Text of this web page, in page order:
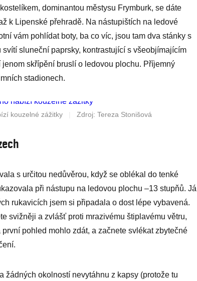
dominantou městysu Frymburk, se dáte
k Lipenské přehradě. Na nástupištích na ledové
vám pohlídat boty, ba co víc, jsou tam dva stánky s
sluneční paprsky, kontrastující s všeobjímajícím
skřípění bruslí o ledovou plochu. Příjemný
stadionech.
kouzelné zážitky Zdroj: Tereza Stonišová
s určitou nedůvěrou, když se oblékal do tenké
při nástupu na ledovou plochu –13 stupňů. Já
rukavicích jsem si připadala o dost lépe vybavená.
svižněji a zvlášť proti mrazivému štiplavému větru,
pohled mohlo zdát, a začnete svlékat zbytečné
žádných okolností nevytáhnu z kapsy (protože tu